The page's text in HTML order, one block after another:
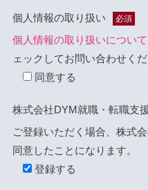
個人情報の取り扱い 必須
個人情報の取り扱いについて
ェックしてお問い合わせくだ
同意する
株式会社DYM就職・転職支
ご登録いただく場合、株式
同意したことになります。
登録する